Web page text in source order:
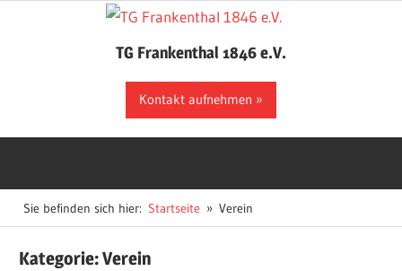
TG Frankenthal 1846 e.V.
Kontakt aufnehmen
Sie befinden sich hier: Startseite Verein
Kategorie:Verein